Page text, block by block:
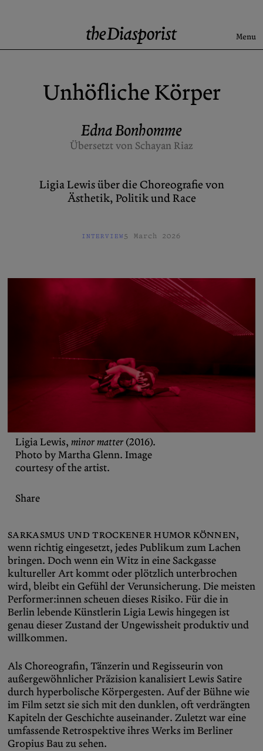
Menu
Bereichern Sie Ihren Social-Media-
Feed mit Inhalten von the Diasporist.
Folgen Sie uns aufX (Twitter)
um nichts zu verpassen.
Über uns
Kontakt
Unhöfliche Körper
Edna Bonhomme
Übersetzt von Schayan Riaz
Ligia Lewis über die Choreografie von
Ästhetik, Politik und Race
INTERVIEW 5 March 2026
Ligia Lewis, minor matter (2016).
Photo by Martha Glenn. Image
courtesy of the artist.
Share
Sarkasmus und trockener Humor können,
wenn richtig eingesetzt, jedes Publikum zum Lachen
bringen. Doch wenn ein Witz in eine Sackgasse
kultureller Art kommt oder plötzlich unterbrochen
wird, bleibt ein Gefühl der Verunsicherung. Die meisten
Performer:innen scheuen dieses Risiko. Für die in
Berlin lebende Künstlerin Ligia Lewis hingegen ist
genau dieser Zustand der Ungewissheit produktiv und
willkommen.
Als Choreografin, Tänzerin und Regisseurin von
außergewöhnlicher Präzision kanalisiert Lewis Satire
durch hyperbolische Körpergesten. Auf der Bühne wie
im Film setzt sie sich mit den dunklen, oft verdrängten
Kapiteln der Geschichte auseinander. Zuletzt war eine
umfassende Retrospektive ihres Werks im Berliner
Gropius Bau zu sehen.